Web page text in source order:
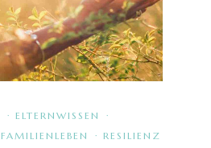
· ELTERNWISSEN
·
FAMILIENLEBEN · RESILIENZ